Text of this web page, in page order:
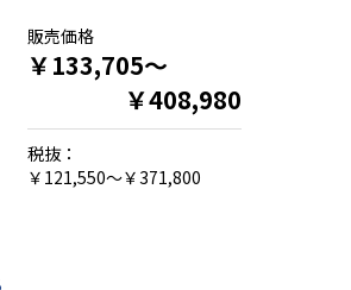
販売価格
￥133,705～
￥408,980
税抜：
￥121,550～￥371,800